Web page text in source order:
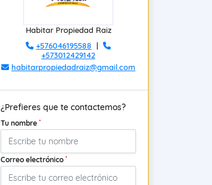
Habitar Propiedad Raiz
+576046195588 |
+573012429142
habitarpropiedadraiz@gmail.com
¿Prefieres que te contactemos?
Tu nombre *
Correo electrónico *